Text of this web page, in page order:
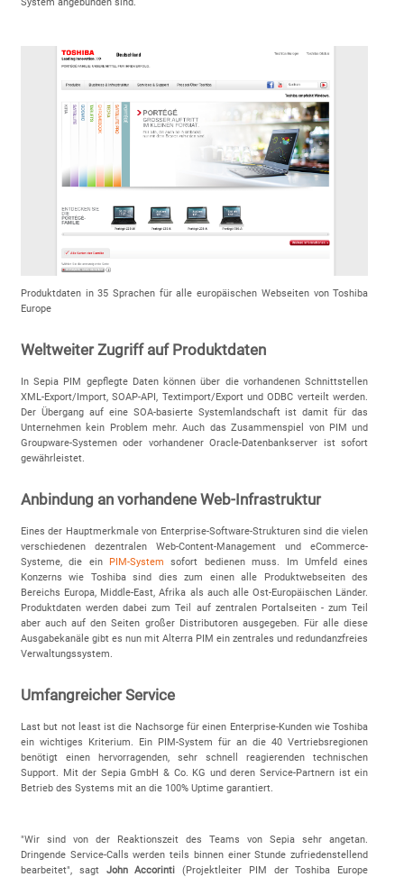
System angebunden sind.
Produktdaten in 35 Sprachen für alle europäischen Webseiten von Toshiba
Europe
Weltweiter Zugriff auf Produktdaten
In Sepia PIM gepflegte Daten können über die vorhandenen Schnittstellen
XML-Export/Import, SOAP-API, Textimport/Export und ODBC verteilt werden.
Der Übergang auf eine SOA-basierte Systemlandschaft ist damit für das
Unternehmen kein Problem mehr. Auch das Zusammenspiel von PIM und
Groupware-Systemen oder vorhandener Oracle-Datenbankserver ist sofort
gewährleistet.
Anbindung an vorhandene Web-Infrastruktur
Eines der Hauptmerkmale von Enterprise-Software-Strukturen sind die vielen
verschiedenen dezentralen Web-Content-Management und eCommerce-
Systeme, die ein
PIM-System sofort bedienen muss. Im Umfeld eines
Konzerns wie Toshiba sind dies zum einen alle Produktwebseiten des
Bereichs Europa, Middle-East, Afrika als auch alle Ost-Europäischen Länder.
Produktdaten werden dabei zum Teil auf zentralen Portalseiten - zum Teil
aber auch auf den Seiten großer Distributoren ausgegeben. Für alle diese
Ausgabekanäle gibt es nun mit Alterra PIM ein zentrales und redundanzfreies
Verwaltungssystem.
Umfangreicher Service
Last but not least ist die Nachsorge für einen Enterprise-Kunden wie Toshiba
ein wichtiges Kriterium. Ein PIM-System für an die 40 Vertriebsregionen
benötigt einen hervorragenden, sehr schnell reagierenden technischen
Support. Mit der Sepia GmbH & Co. KG und deren Service-Partnern ist ein
Betrieb des Systems mit an die 100% Uptime garantiert.
"Wir sind von der Reaktionszeit des Teams von Sepia sehr angetan.
Dringende Service-Calls werden teils binnen einer Stunde zufriedenstellend
bearbeitet", sagt John Accorinti (Projektleiter PIM der Toshiba Europe